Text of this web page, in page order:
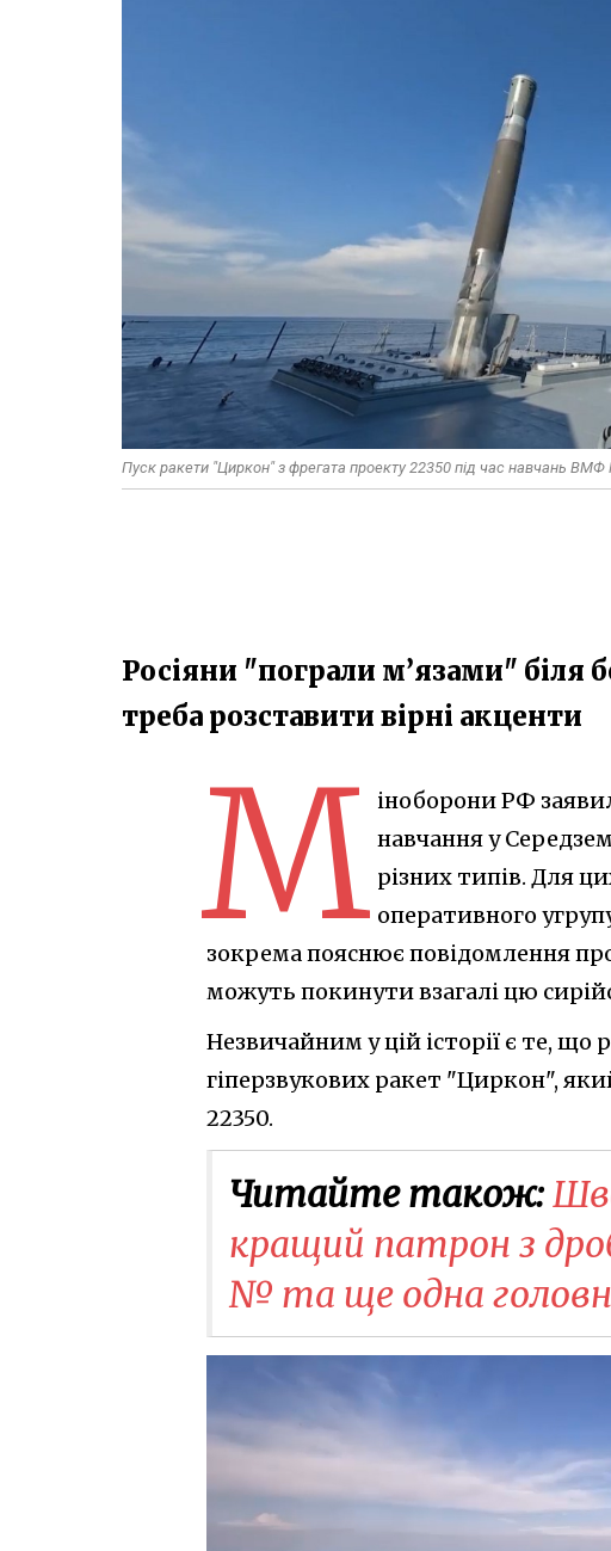
Пуск ракети "Циркон" з фрегата проекту 22350 під час навчань
Росіяни "пограли м’язами" біля
треба розставити вірні акценти
М іноборони РФ
навчання у
різних типів. Для
оперативного
зокрема пояснює повідомлення
можуть покинути взагалі цю
Незвичайним у цій історії є те,
гіперзвукових ракет "Циркон",
22350.
Читайте також:
кращий патрон з
№ та ще одна